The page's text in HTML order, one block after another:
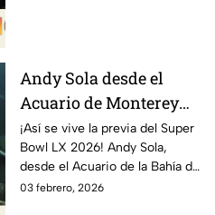
Andy Sola desde el
Acuario de Monterey
rumbo al Super Bowl |
Sola al Super Bowl
¡Así se vive la previa del Super
Bowl LX 2026! Andy Sola,
desde el Acuario de la Bahía de
Monterey, compartiendo sus
03 febrero, 2026